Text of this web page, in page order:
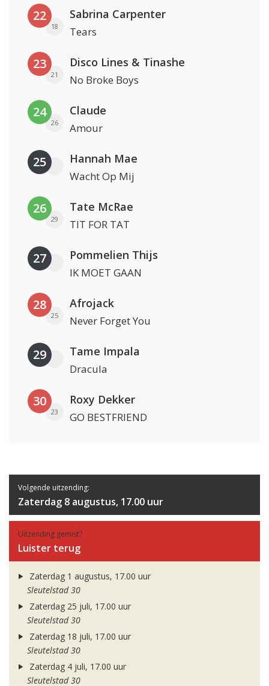
22
18
Sabrina Carpenter
Tears
23
21
Disco Lines & Tinashe
No Broke Boys
24
26
Claude
Amour
25 Hannah Mae
Wacht Op Mij
26
29
Tate McRae
TIT FOR TAT
27 Pommelien Thijs
IK MOET GAAN
28
25
Afrojack
Never Forget You
29 Tame Impala
Dracula
30
23
Roxy Dekker
GO BESTFRIEND
Volgende uitzending:
Zaterdag 8 augustus, 17.00 uur
Uitzending gemist?
Luister terug
Zaterdag 1 augustus, 17.00 uur
Sleutelstad 30
Zaterdag 25 juli, 17.00 uur
Sleutelstad 30
Zaterdag 18 juli, 17.00 uur
Sleutelstad 30
Zaterdag 4 juli, 17.00 uur
Sleutelstad 30